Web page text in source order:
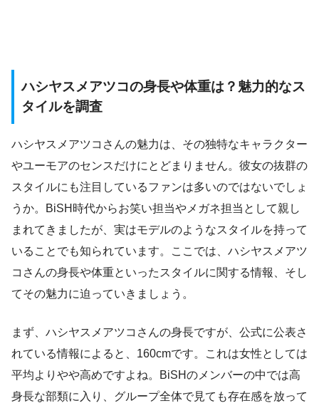
ハシヤスメアツコの身長や体重は？魅力的なス
タイルを調査
ハシヤスメアツコさんの魅力は、その独特なキャラクター
やユーモアのセンスだけにとどまりません。彼女の抜群の
スタイルにも注目しているファンは多いのではないでしょ
うか。BiSH時代からお笑い担当やメガネ担当として親し
まれてきましたが、実はモデルのようなスタイルを持って
いることでも知られています。ここでは、ハシヤスメアツ
コさんの身長や体重といったスタイルに関する情報、そし
てその魅力に迫っていきましょう。
まず、ハシヤスメアツコさんの身長ですが、公式に公表さ
れている情報によると、160cmです。これは女性としては
平均よりやや高めですよね。BiSHのメンバーの中では高
身長な部類に入り、グループ全体で見ても存在感を放って